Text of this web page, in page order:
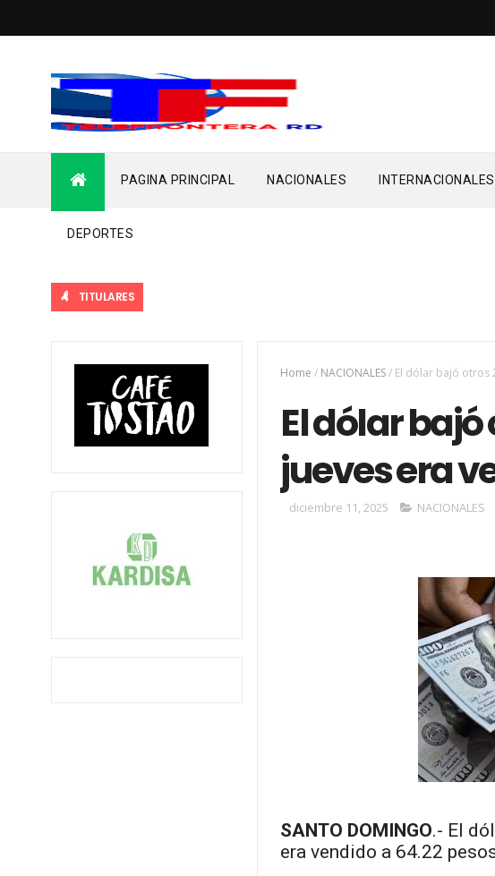
PAGINA PRINCIPAL NACIONALES INTERNACIONALES
DEPORTES
TITULARES
Home / NACIONALES/ El dólar bajó otros
El dólar bajó
jueves era
diciembre 11, 2025 NACIONALES
SANTO DOMINGO.- El
era vendido a 64.22